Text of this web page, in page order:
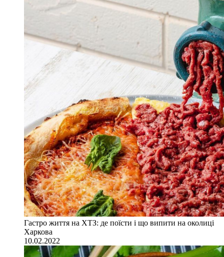
Гастро життя на ХТЗ: де поїсти і що випити на околиці
Харкова
10.02.2022